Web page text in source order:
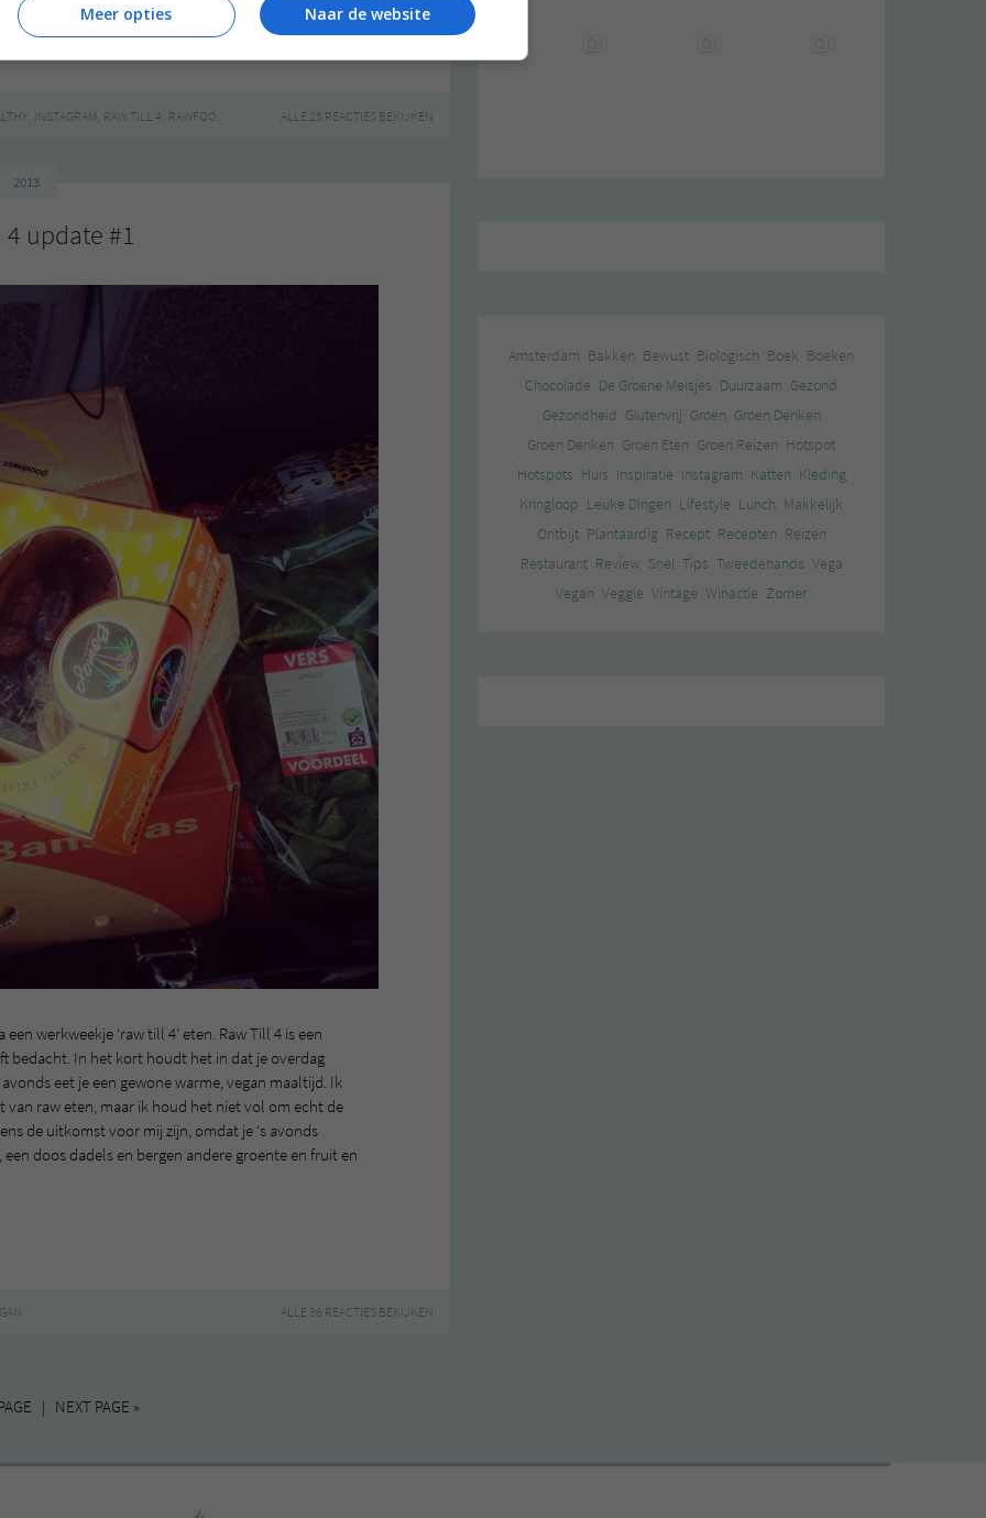
, INSTAGRAM, RAW TILL 4, RAWFOOD , ALLE 25 REACTIES BEKIJKEN
2013
4 update #1
werkweekje ‘raw till 4’ eten. Raw Till 4 is een
bedacht. In het kort houdt het in dat je overdag
eet je een gewone warme, vegan maaltijd. Ik
raw eten, maar ik houd het niet vol om echt de
de uitkomst voor mij zijn, omdat je ‘s avonds
doos dadels en bergen andere groente en fruit en
ALLE 36 REACTIES BEKIJKEN
| NEXT PAGE »
Amsterdam Bakken Bewust Biologisch Boek Boeken
Chocolade De Groene Meisjes Duurzaam Gezond
Gezondheid Glutenvrij Groen Groen Denken
Groen Denken Groen Eten Groen Reizen Hotspot
Hotspots Huis Inspiratie Instagram Katten Kleding
Kringloop Leuke Dingen Lifestyle Lunch Makkelijk
Ontbijt Plantaardig Recept Recepten Reizen
Restaurant Review Snel Tips Tweedehands Vega
Vegan Veggie Vintage Winactie Zomer
Naar de website
Meer opties